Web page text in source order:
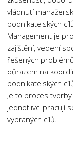
Zeměpis
Novinky
vládnutí
podnikatelských
Management je
zajištění, vedení
řešených
důrazem na
podnikatelských
Je to proces
jednotlivci pracují
vybraných cílů.